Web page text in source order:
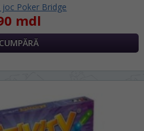
joc Poker Bridge
mdl